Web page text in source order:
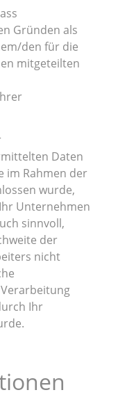
Gründen als
den für die
mitgeteilten
Daten
im Rahmen der
wurde,
Unternehmen
sinnvoll,
der
nicht
Ihr